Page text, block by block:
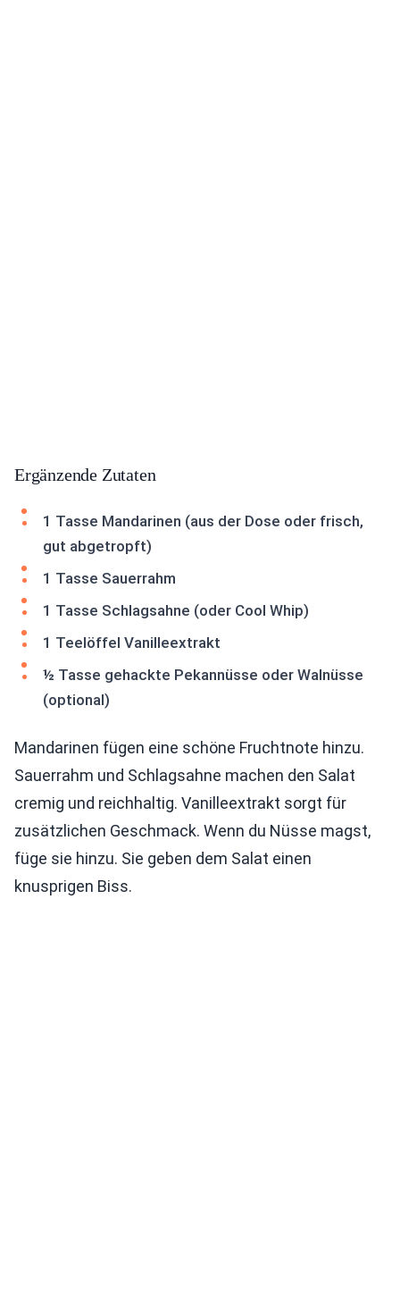
Ergänzende Zutaten
1 Tasse Mandarinen (aus der Dose oder frisch,
gut abgetropft)
1 Tasse Sauerrahm
1 Tasse Schlagsahne (oder Cool Whip)
1 Teelöffel Vanilleextrakt
½ Tasse gehackte Pekannüsse oder Walnüsse
(optional)
Mandarinen fügen eine schöne Fruchtnote hinzu.
Sauerrahm und Schlagsahne machen den Salat
cremig und reichhaltig. Vanilleextrakt sorgt für
zusätzlichen Geschmack. Wenn du Nüsse magst,
füge sie hinzu. Sie geben dem Salat einen
knusprigen Biss.